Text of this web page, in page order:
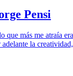
Pensi
que más me atraía
adelante la